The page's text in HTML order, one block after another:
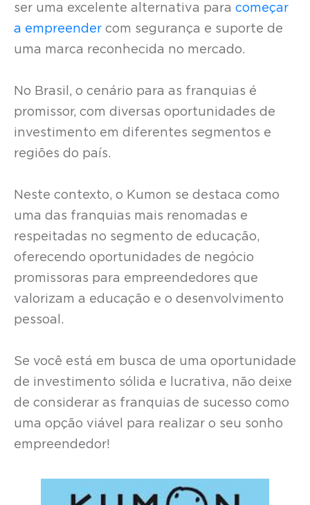
ser uma excelente alternativa para começar
a empreender com segurança e suporte de
uma marca reconhecida no mercado.
No Brasil, o cenário para as franquias é
promissor, com diversas oportunidades de
investimento em diferentes segmentos e
regiões do país.
Neste contexto, o Kumon se destaca como
uma das franquias mais renomadas e
respeitadas no segmento de educação,
oferecendo oportunidades de negócio
promissoras para empreendedores que
valorizam a educação e o desenvolvimento
pessoal.
Se você está em busca de uma oportunidade
de investimento sólida e lucrativa, não deixe
de considerar as franquias de sucesso como
uma opção viável para realizar o seu sonho
empreendedor!